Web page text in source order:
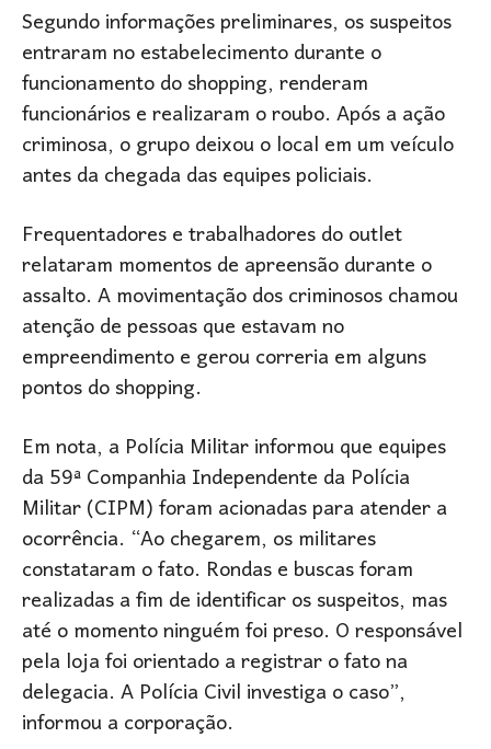
Segundo informações preliminares, os suspeitos
entraram no estabelecimento durante o
funcionamento do shopping, renderam
funcionários e realizaram o roubo. Após a ação
criminosa, o grupo deixou o local em um veículo
antes da chegada das equipes policiais.
Frequentadores e trabalhadores do outlet
relataram momentos de apreensão durante o
assalto. A movimentação dos criminosos chamou
atenção de pessoas que estavam no
empreendimento e gerou correria em alguns
pontos do shopping.
Em nota, a Polícia Militar informou que equipes
da 59ª Companhia Independente da Polícia
Militar (CIPM) foram acionadas para atender a
ocorrência. “Ao chegarem, os militares
constataram o fato. Rondas e buscas foram
realizadas a fim de identificar os suspeitos, mas
até o momento ninguém foi preso. O responsável
pela loja foi orientado a registrar o fato na
delegacia. A Polícia Civil investiga o caso”,
informou a corporação.